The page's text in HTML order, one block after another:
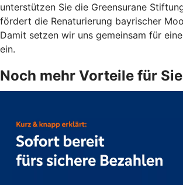
unterstützen Sie die Greensurane
fördert die Renaturierung bayrischer
Damit setzen wir uns gemeinsam für
ein.
Noch mehr Vorteile für Sie